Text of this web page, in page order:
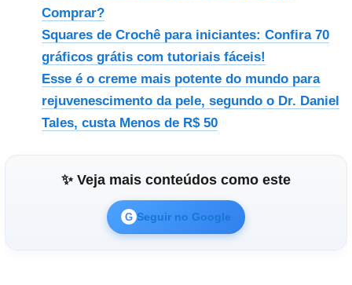
Comprar?
Squares de Crochê para iniciantes: Confira 70
gráficos grátis com tutoriais fáceis!
Esse é o creme mais potente do mundo para
rejuvenescimento da pele, segundo o Dr. Daniel
Tales, custa Menos de R$ 50
✨ Veja mais conteúdos como este
G Seguir no Google